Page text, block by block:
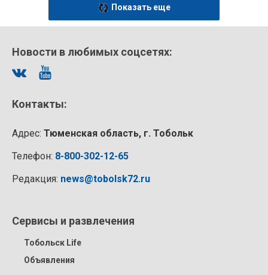
Показать еще
Новости в любимых соцсетях:
Контакты:
Адрес: Тюменская область, г. Тобольк
Телефон: 8-800-302-12-65
Редакция: news@tobolsk72.ru
Сервисы и развлечения
Тобольск Life
Объявления